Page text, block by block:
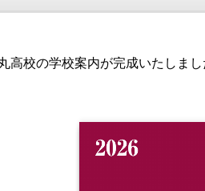
高校の学校案内が完成いたしまし